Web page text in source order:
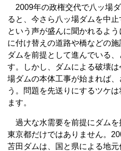
2009年の政権交代で八ッ場
ると、今さら八ッ場ダムを中止
という声が盛んに聞かれるよ
に付け替えの道路や橋などの
ダムを前提として進んでいる
す。しかし、ダムによる破壊
場ダムの本体工事が始まれば
う。問題を先送りにするツケ
ます。
過大な水需要を前提にダムを
東京都だけではありません。
苫田ダムは、国と県による地